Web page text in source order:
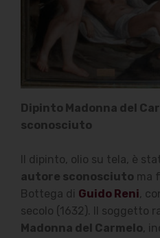
Dipinto Madonna del
sconosciuto
Il dipinto, olio su tela, è
autore sconosciuto ma
Bottega di Guido Reni,
secolo (1632). Il soggetto
Madonna del Carmelo,